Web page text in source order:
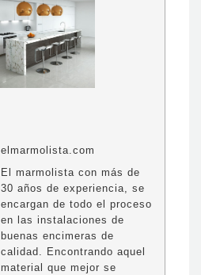
elmarmolista.com
El marmolista con más de
30 años de experiencia, se
encargan de todo el proceso
en las instalaciones de
buenas encimeras de
calidad. Encontrando aquel
material que mejor se